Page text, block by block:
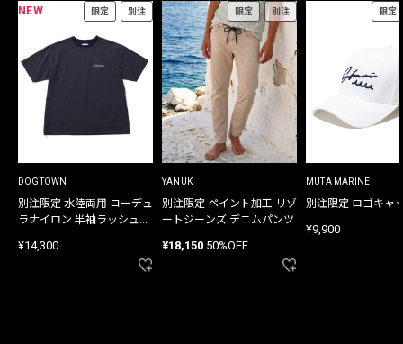
NEW 限定 別注
DOGTOWN
別注限定 水陸両用 コーデュ
ラナイロン 半袖ラッシュガ
¥14,300
限定 別注
YANUK
別注限定 ペイント加工 リゾ
ートジーンズ デニムパンツ
¥18,150 50%OFF
限定
MUTA MARINE
別注限定 ロゴキャ
¥9,900